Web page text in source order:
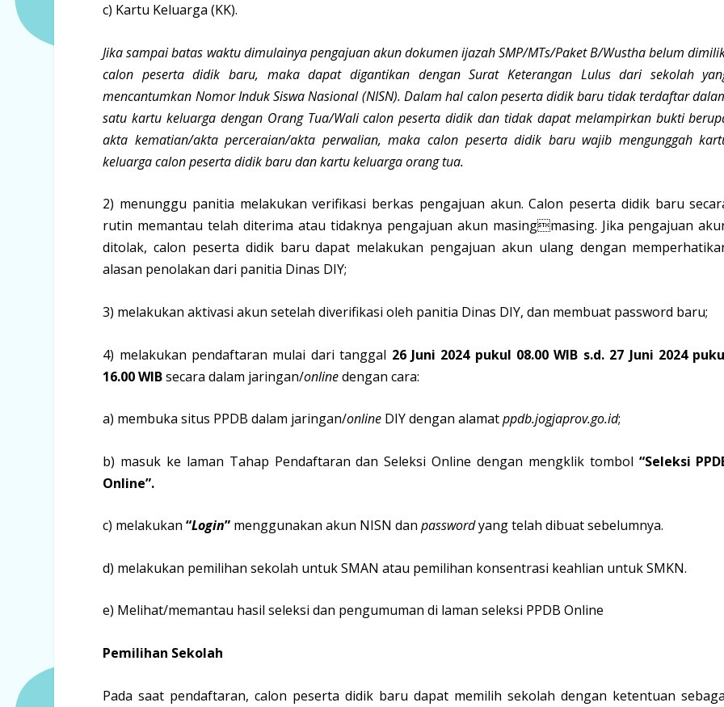
c) Kartu Keluarga (KK).
Jika sampai batas waktu dimulainya pengajuan akun dokumen ijazah SMP/MTs/Paket B/Wustha belum
calon peserta didik baru, maka dapat digantikan dengan Surat Keterangan Lulus dari sekolah
mencantumkan Nomor Induk Siswa Nasional (NISN). Dalam hal calon peserta didik baru tidak terdaftar
satu kartu keluarga dengan Orang Tua/Wali calon peserta didik dan tidak dapat melampirkan bukti
akta kematian/akta perceraian/akta perwalian, maka calon peserta didik baru wajib mengunggah
keluarga calon peserta didik baru dan kartu keluarga orang tua.
2) menunggu panitia melakukan verifikasi berkas pengajuan akun. Calon peserta didik baru
rutin memantau telah diterima atau tidaknya pengajuan akun masingmasing. Jika pengajuan
ditolak, calon peserta didik baru dapat melakukan pengajuan akun ulang dengan
alasan penolakan dari panitia Dinas DIY;
3) melakukan aktivasi akun setelah diverifikasi oleh panitia Dinas DIY, dan membuat password baru;
4) melakukan pendaftaran mulai dari tanggal 26 Juni 2024 pukul 08.00 WIB s.d. 27 Juni 2024
16.00 WIBsecara dalam jaringan/onlinedengan cara:
a) membuka situs PPDB dalam jaringan/online DIY dengan alamatppdb.jogjaprov.go.id;
b) masuk ke laman Tahap Pendaftaran dan Seleksi Online dengan mengklik tombol “Seleksi
Online”.
c) melakukan“Login” menggunakan akun NISN danpasswordyang telah dibuat sebelumnya.
d) melakukan pemilihan sekolah untuk SMAN atau pemilihan konsentrasi keahlian untuk SMKN.
e) Melihat/memantau hasil seleksi dan pengumuman di laman seleksi PPDB Online
Pemilihan Sekolah
Pada saat pendaftaran, calon peserta didik baru dapat memilih sekolah dengan ketentuan